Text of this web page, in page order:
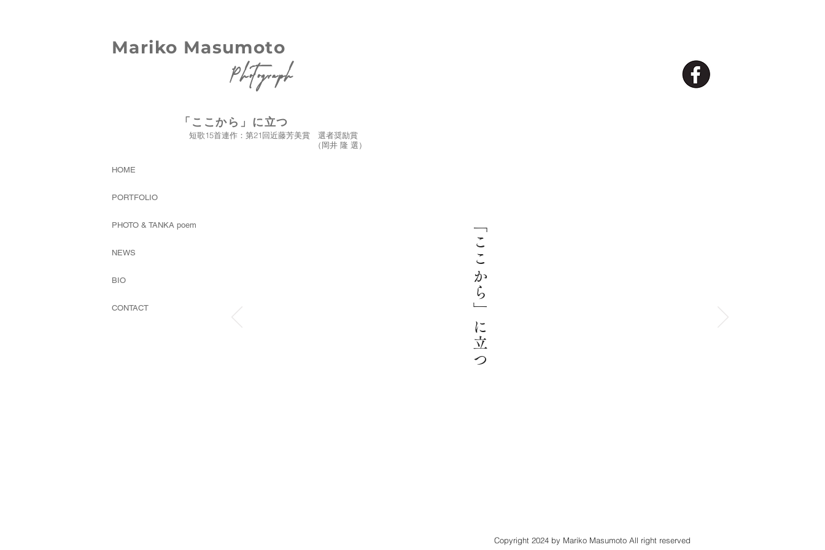
Mariko Masumoto
Photograph
「ここから」に立つ
短歌15首連作： 第21回近藤芳美賞 選者奨励賞
（岡井 隆 選）
HOME
PORTFOLIO
PHOTO & TANKA poem
NEWS
BIO
CONTACT 「ここから」に立つ
Copyright 2024 by Mariko Masumoto All right reserved